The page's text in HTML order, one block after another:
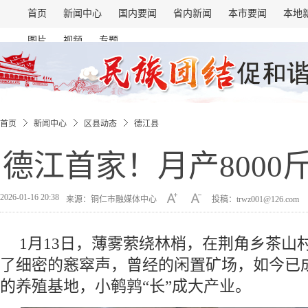
首页 新闻中心 国内要闻 省内新闻 本市要闻 本地
图片 视频 专题
首页 新闻中心 区县动态 德江县
德江首家！月产8000
2026-01-16 20:38 来源：铜仁市融媒体中心 投稿：trwz001@126.com
1月13日，薄雾萦绕林梢，在荆角乡茶山
了细密的窸窣声，曾经的闲置矿场，如今已
的养殖基地，小鹌鹑“长”成大产业。